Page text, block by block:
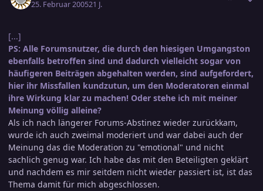
25. Februar 200521 J.
[...]
PS: Alle Forumsnutzer, die durch den hiesigen Umgangston
ebenfalls betroffen sind und dadurch vielleicht sogar von
häufigeren Beiträgen abgehalten werden, sind aufgefordert,
hier ihr Missfallen kundzutun, um den Moderatoren einmal
ihre Wirkung klar zu machen! Oder stehe ich mit meiner
Meinung völlig alleine?
Als ich nach längerer Forums-Abstinez wieder zurückkam,
wurde ich auch zweimal moderiert und war dabei auch der
Meinung das die Moderation zu "emotional" und nicht
sachlich genug war. Ich habe das mit den Beteiligten geklärt
und nachdem es mir seitdem nicht wieder passiert ist, ist das
Thema damit für mich abgeschlossen.